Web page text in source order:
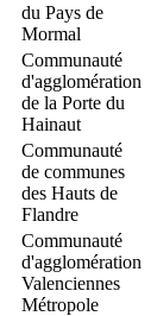
du Pays de
Mormal
Communauté
d'agglomération
de la Porte du
Hainaut
Communauté
de communes
des Hauts de
Flandre
Communauté
d'agglomération
Valenciennes
Métropole